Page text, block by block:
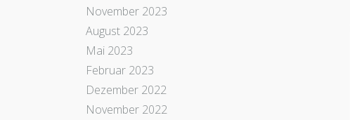
November 2023
August 2023
Mai 2023
Februar 2023
Dezember 2022
November 2022